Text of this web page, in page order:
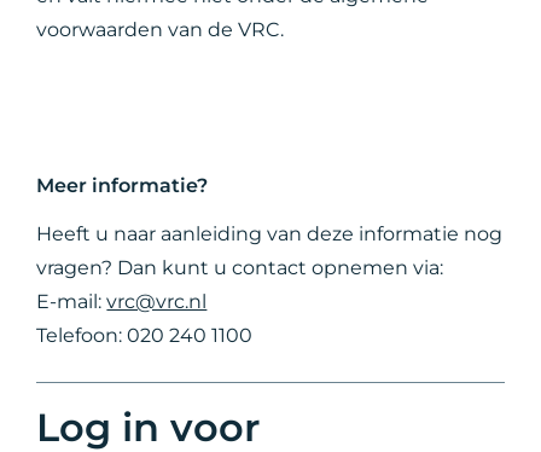
voorwaarden van de VRC.
Meer informatie?
Heeft u naar aanleiding van deze informatie nog
vragen? Dan kunt u contact opnemen via:
E-mail:vrc@vrc.nl
Telefoon: 020 240 1100
Log in voor